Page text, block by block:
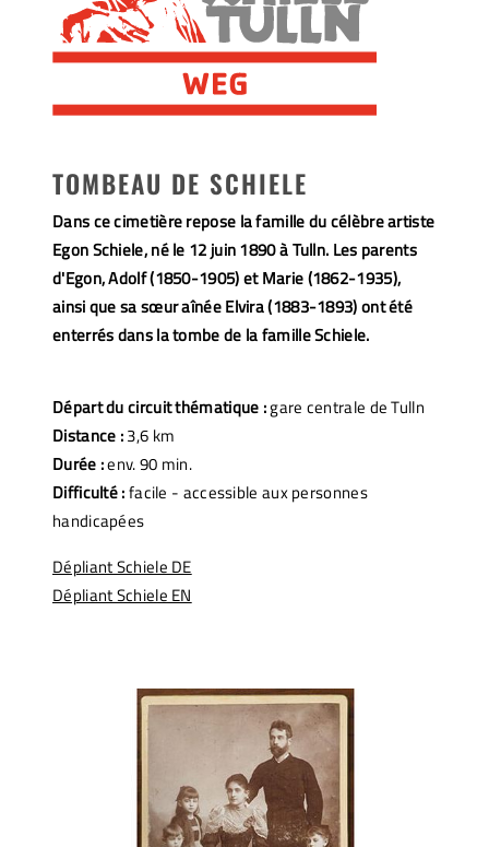
TOMBEAU DE SCHIELE
Dans ce cimetière repose la famille du célèbre artiste
Egon Schiele, né le 12 juin 1890 à Tulln. Les parents
d'Egon, Adolf (1850-1905) et Marie (1862-1935),
ainsi que sa sœur aînée Elvira (1883-1893) ont été
enterrés dans la tombe de la famille Schiele.
Départ du circuit thématique :gare centrale de Tulln
Distance :3,6 km
Durée :env. 90 min.
Difficulté :facile - accessible aux personnes
handicapées
Dépliant Schiele DE
Dépliant Schiele EN